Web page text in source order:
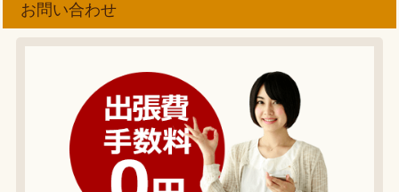
お問い合わせ